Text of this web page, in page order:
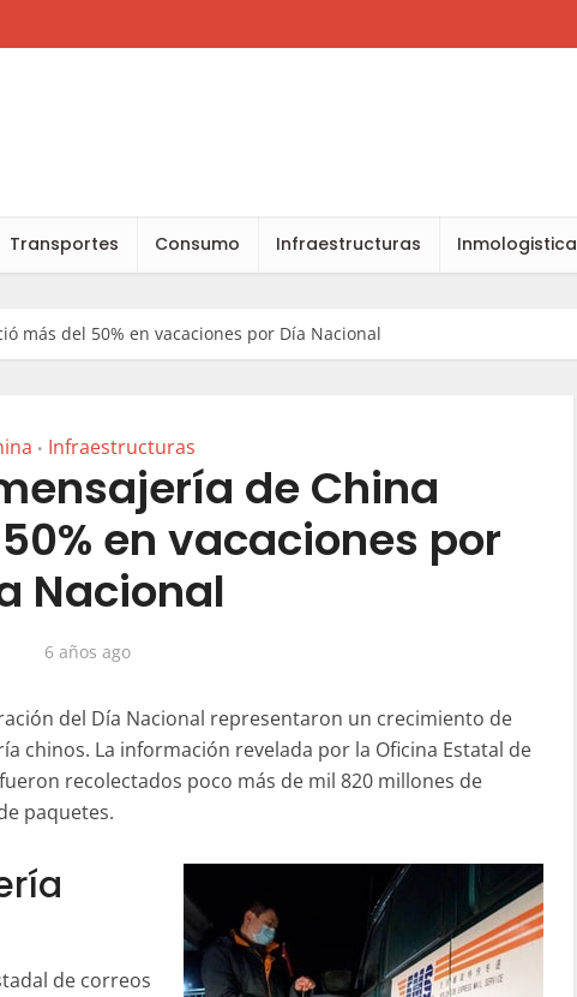
Transportes Consumo Infraestructuras Inmologistica
más del 50% en vacaciones por Día Nacional
• Infraestructuras
de China
en vacaciones por
Nacional
6 años ago
del Día Nacional representaron un crecimiento de
chinos. La información revelada por la Oficina Estatal de
recolectados poco más de mil 820 millones de
paquetes.
de correos